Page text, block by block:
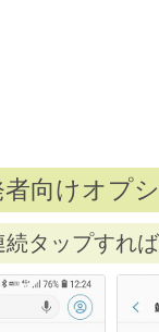
向けオプ
続タップすれ